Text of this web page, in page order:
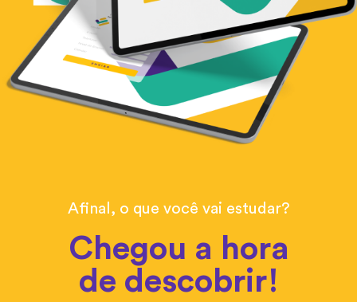
Afinal, o que você vai estudar?
Chegou a hora
de descobrir!